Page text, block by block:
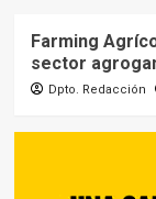
Farming
sector
Dpto. Redacción